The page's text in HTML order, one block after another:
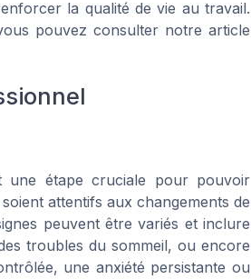
la qualité de vie au travail.
pouvez consulter notre article
une étape cruciale pour pouvoir
attentifs aux changements de
peuvent être variés et inclure
troubles du sommeil, ou encore
une anxiété persistante ou